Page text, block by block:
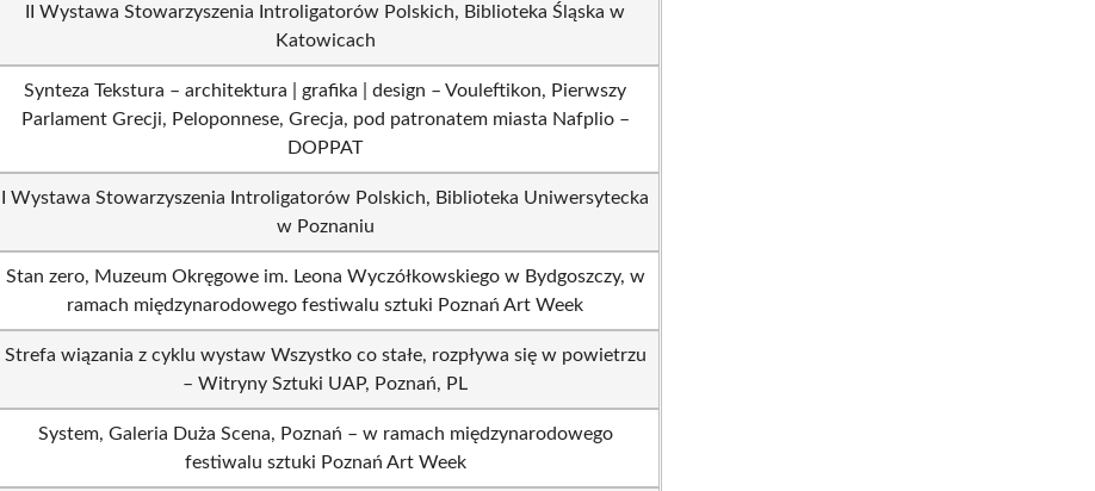
II Wystawa Stowarzyszenia Introligatorów Polskich, Biblioteka Śląska w
Katowicach
Synteza Tekstura – architektura | grafika | design – Vouleftikon, Pierwszy
Parlament Grecji, Peloponnese, Grecja, pod patronatem miasta Nafplio –
DOPPAT
I Wystawa Stowarzyszenia Introligatorów Polskich, Biblioteka Uniwersytecka
w Poznaniu
Stan zero, Muzeum Okręgowe im. Leona Wyczółkowskiego w Bydgoszczy, w
ramach międzynarodowego festiwalu sztuki Poznań Art Week
Strefa wiązania z cyklu wystaw Wszystko co stałe, rozpływa się w powietrzu
– Witryny Sztuki UAP, Poznań, PL
System, Galeria Duża Scena, Poznań – w ramach międzynarodowego
festiwalu sztuki Poznań Art Week